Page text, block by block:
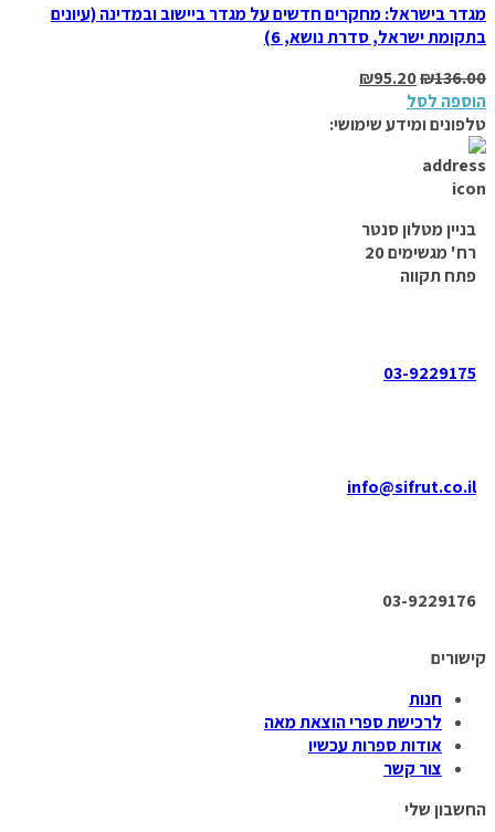
מגדר בישראל: מחקרים חדשים על מגדר ביישוב ובמדינה (עיונים
בתקומת ישראל, סדרת נושא, 6)
₪136.00
₪95.20
הוספה לסל
טלפונים ומידע שימושי:
בניין מטלון סנטר
רח' מגשימים 20
פתח תקווה
03-9229175
info@sifrut.co.il
קישורים
חנות
לרכישת ספרי הוצאת מאה
אודות ספרות עכשיו
צור קשר
החשבון שלי